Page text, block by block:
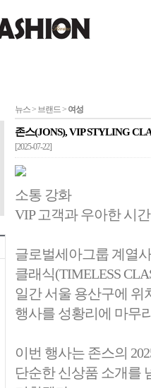
뉴스 > 브랜드 > 여성
존스(JONS), VIP STYLING
[2025-07-22]
소통 강화
VIP 고객과 우아한 시
글로벌세아그룹 계열
클래식(TIMELESS
일간 서울 용산구에 위
행사를 성황리에 마무
이번 행사는 존스의
단순한 신상품 소개를